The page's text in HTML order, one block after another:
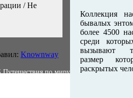
/ Не
Knownway
Коллекция
бывалых
более 4500
среди
вызывают
размер
раскрытых
по миру